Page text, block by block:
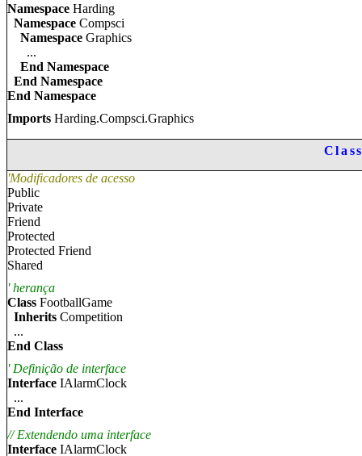
Namespace Harding
Namespace Compsci
Namespace Graphics
...
End Namespace
End Namespace
End Namespace
Imports Harding.Compsci.Graphics
'Modificadores de acesso
Public
Private
Friend
Protected
Protected Friend
Shared
'herança
Class FootballGame
Inherits Competition
...
End Class
' Definição de interface
Interface IAlarmClock
...
End Interface
// Extendendo uma interface
Interface IAlarmClock